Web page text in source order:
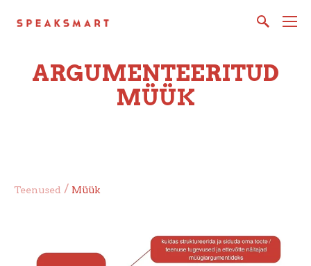
ARGUMENTEERITUD
MÜÜK
Teenused / Müük